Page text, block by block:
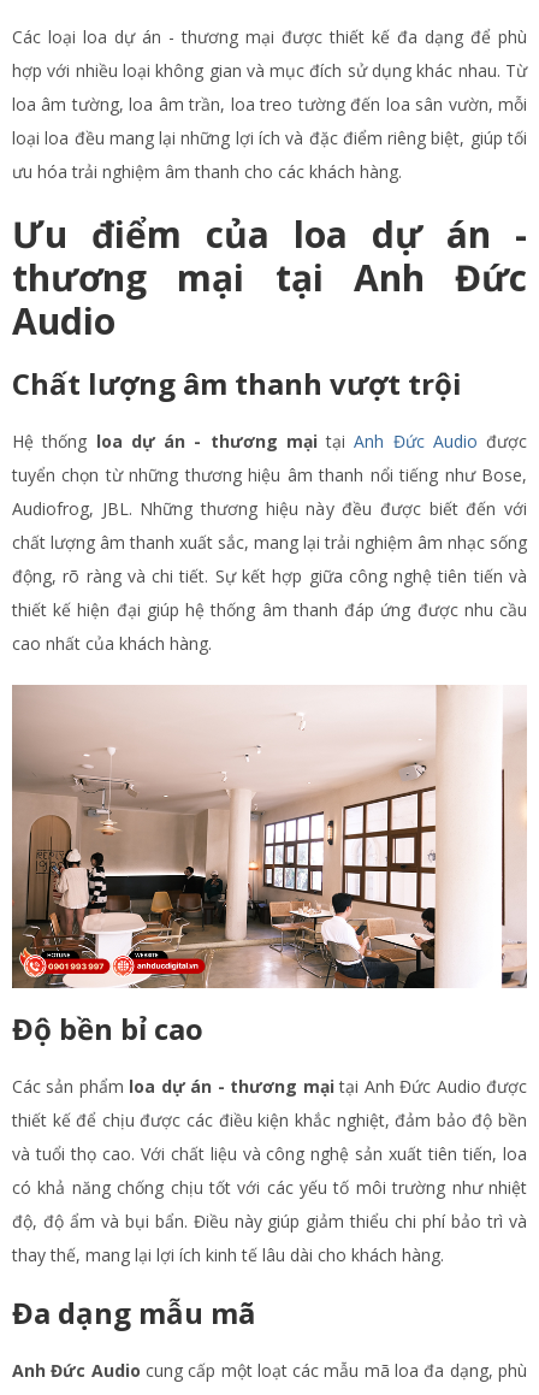
Các loại loa dự án - thương mại được thiết kế đa dạng để phù
hợp với nhiều loại không gian và mục đích sử dụng khác nhau. Từ
loa âm tường, loa âm trần, loa treo tường đến loa sân vườn, mỗi
loại loa đều mang lại những lợi ích và đặc điểm riêng biệt, giúp tối
ưu hóa trải nghiệm âm thanh cho các khách hàng.
Ưu điểm của loa dự án -
thương mại tại Anh Đức
Audio
Chất lượng âm thanh vượt trội
Hệ thống loa dự án - thương mại tạiAnh Đức Audio được
tuyển chọn từ những thương hiệu âm thanh nổi tiếng như Bose,
Audiofrog, JBL. Những thương hiệu này đều được biết đến với
chất lượng âm thanh xuất sắc, mang lại trải nghiệm âm nhạc sống
động, rõ ràng và chi tiết. Sự kết hợp giữa công nghệ tiên tiến và
thiết kế hiện đại giúp hệ thống âm thanh đáp ứng được nhu cầu
cao nhất của khách hàng.
Độ bền bỉ cao
Các sản phẩm loa dự án - thương mại tại Anh Đức Audio được
thiết kế để chịu được các điều kiện khắc nghiệt, đảm bảo độ bền
và tuổi thọ cao. Với chất liệu và công nghệ sản xuất tiên tiến, loa
có khả năng chống chịu tốt với các yếu tố môi trường như nhiệt
độ, độ ẩm và bụi bẩn. Điều này giúp giảm thiểu chi phí bảo trì và
thay thế, mang lại lợi ích kinh tế lâu dài cho khách hàng.
Đa dạng mẫu mã
Anh Đức Audio cung cấp một loạt các mẫu mã loa đa dạng, phù